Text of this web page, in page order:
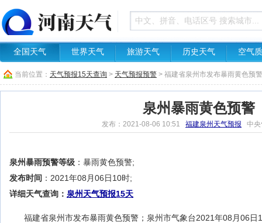
全国天气 世界天气 旅游天气 历史天气 空气
当前位置： 天气预报15天查询 > 天气预报预警 > 福建省泉州市发布暴雨黄色预警
泉州暴雨黄色预警
发布：2021-08-06 10:51 福建泉州天气预报 中央
泉州暴雨预警等级 ：暴雨黄色预警;
发布时间 ：2021年08月06日10时;
详细天气查询： 泉州天气预报15天
福建省泉州市发布暴雨黄色预警；泉州市气象台2021年08月06